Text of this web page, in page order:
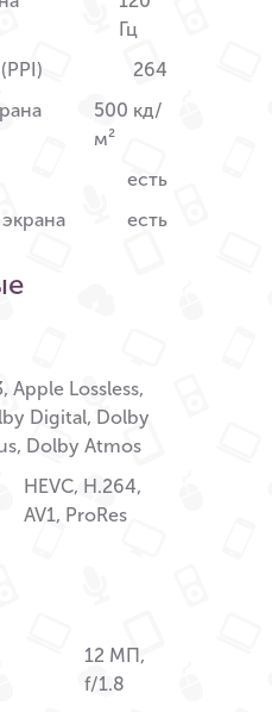
Гц
264
500 кд/
м²
есть
есть
Apple Lossless,
Digital, Dolby
Dolby Atmos
HEVC, H.264,
AV1, ProRes
12 МП,
f/1.8